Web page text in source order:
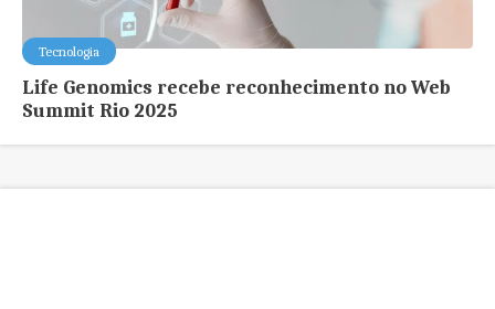
Tecnologia
Life Genomics recebe reconhecimento no Web
Summit Rio 2025